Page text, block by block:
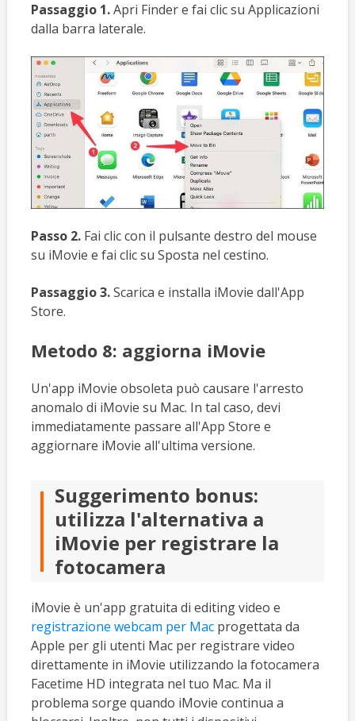
Passaggio 1.Apri Finder e fai clic su Applicazioni
dalla barra laterale.
Passo 2.Fai clic con il pulsante destro del mouse
su iMovie e fai clic su Sposta nel cestino.
Passaggio 3.Scarica e installa iMovie dall'App
Store.
Metodo 8: aggiorna iMovie
Un'app iMovie obsoleta può causare l'arresto
anomalo di iMovie su Mac. In tal caso, devi
immediatamente passare all'App Store e
aggiornare iMovie all'ultima versione.
Suggerimento bonus:
utilizza l'alternativa a
iMovie per registrare la
fotocamera
iMovie è un'app gratuita di editing video e
registrazione webcam per Macprogettata da
Apple per gli utenti Mac per registrare video
direttamente in iMovie utilizzando la fotocamera
Facetime HD integrata nel tuo Mac. Ma il
problema sorge quando iMovie continua a